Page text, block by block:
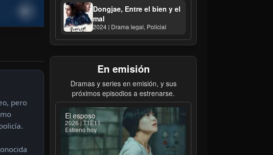
pero
Dongjae, Entre el bien y el
mal
2024 | Drama legal, Policial
En emisión
Dramas y series en emisión, y sus
próximos episodios a estrenarse.
El esposo
2026 | T1E11
Estreno hoy